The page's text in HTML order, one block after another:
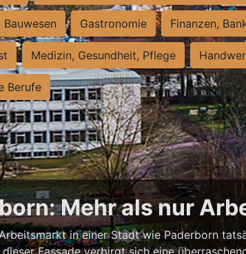
Gastronomie Finanzen,
Medizin, Gesundheit, Pflege
Berufe
Mehr als nur
in einer Stadt wie Paderborn